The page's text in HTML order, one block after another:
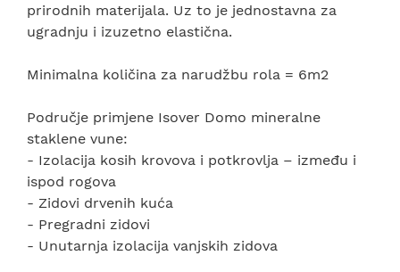
prirodnih materijala. Uz to je jednostavna za
ugradnju i izuzetno elastična.
Minimalna količina za narudžbu rola = 6m2
Područje primjene Isover Domo mineralne
staklene vune:
- Izolacija kosih krovova i potkrovlja – između i
ispod rogova
- Zidovi drvenih kuća
- Pregradni zidovi
- Unutarnja izolacija vanjskih zidova